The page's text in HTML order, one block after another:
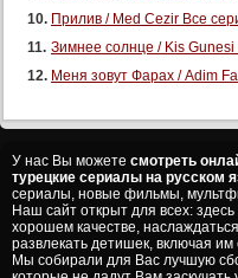
Прилив / Med Cezir Все
Зимнее солнце / Kis
Меня зовут Фарах / Adim
У нас Вы можете смотреть
турецкие сериалы на русском
сериалы, новые фильмы,
Наш сайт открыт для всех:
хорошем качестве,
развлекать детишек, включая
Мы собирали для Вас лучшую